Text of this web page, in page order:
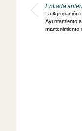
Entrada
La Agrupación
Ayuntamiento
mantenimiento